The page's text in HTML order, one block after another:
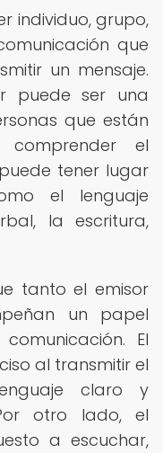
individuo, grupo,
que
un mensaje.
puede ser una
que están
el
tener lugar
el lenguaje
la escritura,
tanto el emisor
un papel
El
al transmitir el
claro y
otro lado, el
a escuchar,